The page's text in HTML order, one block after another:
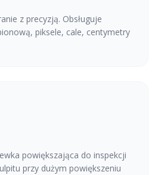
z precyzją. Obsługuje
piksele, cale, centymetry
powiększająca do inspekcji
przy dużym powiększeniu